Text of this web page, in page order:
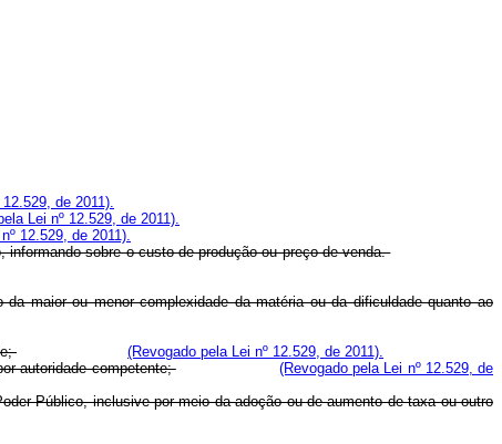
de 2011).
Lei nº 12.529, de 2011).
12.529, de 2011).
informando sobre o custo de produção ou preço de venda.
maior ou menor complexidade da matéria ou da dificuldade quanto ao
(Revogado pela Lei nº 12.529, de 2011).
autoridade competente;
(Revogado pela Lei nº 12.529, de
Público, inclusive por meio da adoção ou de aumento de taxa ou outro